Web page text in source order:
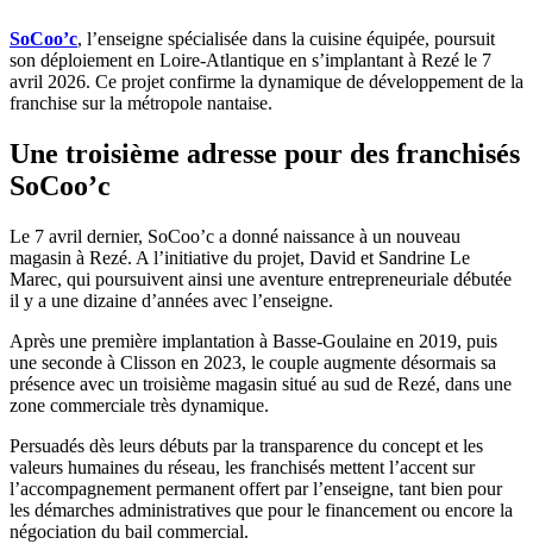
SoCoo’c, l’enseigne spécialisée dans la cuisine équipée, poursuit
son déploiement en Loire-Atlantique en s’implantant à Rezé le 7
avril 2026. Ce projet confirme la dynamique de développement de la
franchise sur la métropole nantaise.
Une troisième adresse pour des franchisés
SoCoo’c
Le 7 avril dernier, SoCoo’c a donné naissance à un nouveau
magasin à Rezé. A l’initiative du projet, David et Sandrine Le
Marec, qui poursuivent ainsi une aventure entrepreneuriale débutée
il y a une dizaine d’années avec l’enseigne.
Après une première implantation à Basse-Goulaine en 2019, puis
une seconde à Clisson en 2023, le couple augmente désormais sa
présence avec un troisième magasin situé au sud de Rezé, dans une
zone commerciale très dynamique.
Persuadés dès leurs débuts par la transparence du concept et les
valeurs humaines du réseau, les franchisés mettent l’accent sur
l’accompagnement permanent offert par l’enseigne, tant bien pour
les démarches administratives que pour le financement ou encore la
négociation du bail commercial.